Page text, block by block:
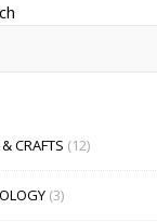
CRAFTS (12)
(3)